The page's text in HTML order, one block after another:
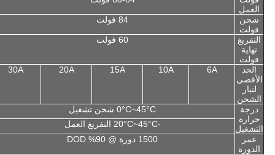
العمل
شحن
فولت
84 فولت
التفريغ
نهاية
فولت
60 فولت
الحد
الأقصى
لتيار
الشحن
6A
10A
15A
20A
30A
درجة
حرارة
التشغيل
0°C~45°C شحن تشغيل
-20°C~45°C التفريغ العمل
عمر
الدورة
1500 دورة @ 90% DOD